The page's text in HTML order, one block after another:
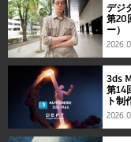
デジ
第20
ー）
3ds
第14
ト制